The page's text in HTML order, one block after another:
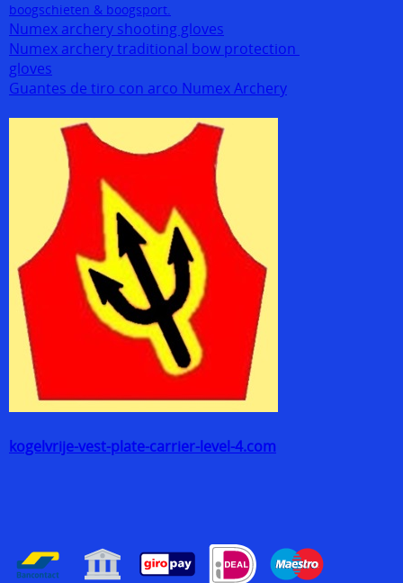
boogschieten & boogsport.
Numex archery shooting gloves
Numex archery traditional bow protection
gloves
Guantes de tiro con arco Numex Archery
kogelvrije-vest-plate-carrier-level-4.com